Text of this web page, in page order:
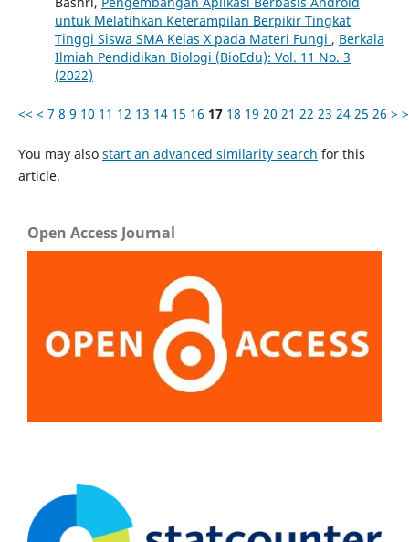
untuk Melatihkan Keterampilan Berpikir Tingkat
Tinggi Siswa SMA Kelas X pada Materi Fungi , Berkala
Ilmiah Pendidikan Biologi (BioEdu): Vol. 11 No. 3
(2022)
<< < 7 8 9 10 11 12 13 14 15 16 17 18 19 20 21 22 23 24 25 26 >
You may also start an advanced similarity search for this
article.
Open Access Journal